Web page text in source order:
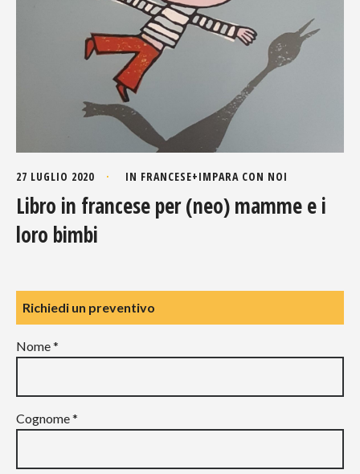
27 LUGLIO 2020 IN FRANCESE+IMPARA CON NOI
Libro in francese per (neo) mamme e i
loro bimbi
Richiedi un preventivo
Nome *
Cognome *